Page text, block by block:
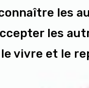
les
les
vivre et le